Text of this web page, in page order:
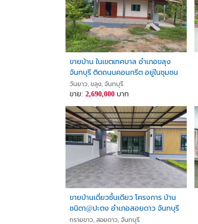
ขายบ้าน ในเขตเทศบาล อำเภอขลุง
จันทบุรี ติดถนนคอนกรีต อยู่ในชุมชน
อากาศดี
วันยาว, ขลุง, จันทบุรี
ขาย: 2,690,000บาท
ขายบ้านเดี่ยวชั้นเดียว โครงการ บ้าน
ชนิตา@ปะตง อำเภอสอยดาว จันทบุรี
ทรายขาว, สอยดาว, จันทบุรี